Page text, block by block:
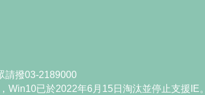
請撥03-2189000
已於2022年6月15日淘汰並停止支援IE。